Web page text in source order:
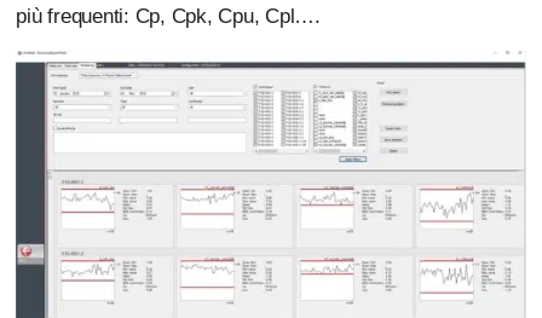
più frequenti: Cp, Cpk, Cpu, Cpl….